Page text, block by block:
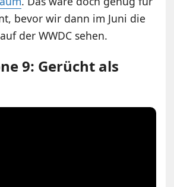
bevor wir dann im Juni die
der WWDC sehen.
9: Gerücht als